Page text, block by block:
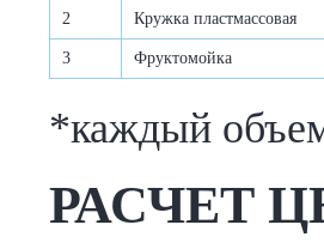
2 Кружка пластмассовая
3 Фруктомойка
*каждый
РАСЧЕТ